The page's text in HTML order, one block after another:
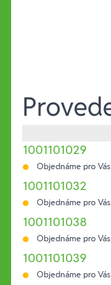
1001101029
Objednáme pro Vás
1001101032
Objednáme pro Vás
1001101038
Objednáme pro Vás
1001101039
Objednáme pro Vás